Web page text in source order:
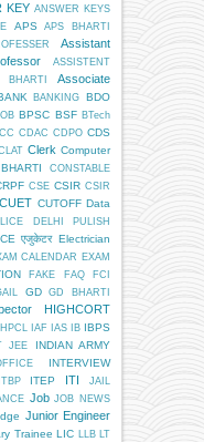
KEY ANSWER KEYS
APS APS BHARTI
Assistant
ASSISTENT
BHARTI
Associate
BANKING BDO
BPSC BSF BTech
CDAC CDPO CDS
Clerk Computer
CONSTABLE
CSE CSIR CSIR
CUET CUTOFF Data
DELHI PULISH
एजुकेटर Electrician
CALENDAR EXAM
FAKE FAQ
FCI
GD GD BHARTI
HIGHCORT
HPCL IAF IAS IB IBPS
JEE INDIAN ARMY
INTERVIEW
ITBP ITEP ITI
JAIL
Job JOB NEWS
Junior Engineer
Trainee LIC LLB LT